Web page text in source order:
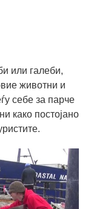
или галеби,
животни и
себе за парче
како постојано